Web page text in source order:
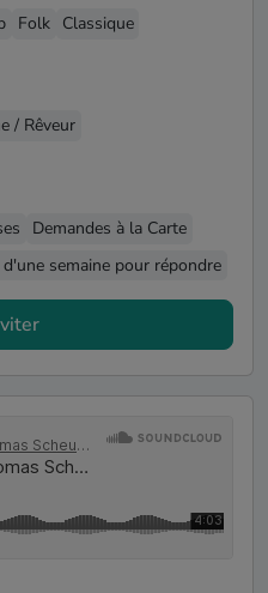
Folk Classique
/ Rêveur
Demandes à la Carte
semaine pour répondre